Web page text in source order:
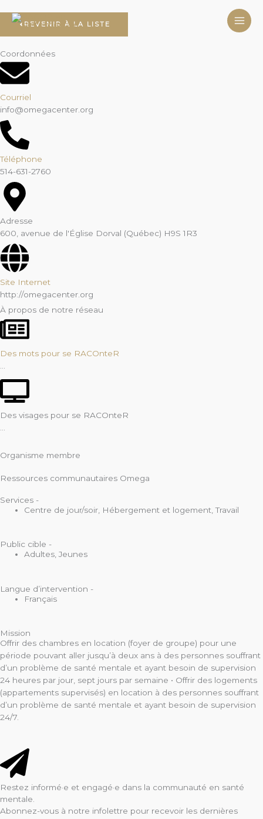
REVENIR À LA LISTE
Coordonnées
Courriel
info@omegacenter.org
Téléphone
514-631-2760
Adresse
600, avenue de l'Église Dorval (Québec) H9S 1R3
Site Internet
http://omegacenter.org
À propos de notre réseau
Des mots pour se RACOnteR
...
Des visages pour se RACOnteR
Organisme membre
Ressources communautaires Omega
Services -
Centre de jour/soir Hébergement et logement ,Travail
Public cible -
Adultes,Jeunes
Langue d’intervention -
Français
Mission
Offrir des chambres en location (foyer de groupe) pour une
période pouvant aller jusqu’à deux ans à des personnes souffrant
d’un problème de santé mentale et ayant besoin de supervision
24 heures par jour, sept jours par semaine • Offrir des logements
(appartements supervisés) en location à des personnes souffrant
d’un problème de santé mentale et ayant besoin de supervision
24/7.
Restez informé·e et engagé·e dans la communauté en santé
mentale.
Abonnez-vous à notre infolettre pour recevoir les dernières